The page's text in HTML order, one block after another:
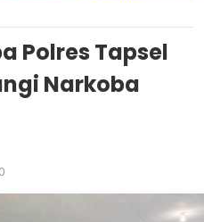
Polres Tapsel
Narkoba